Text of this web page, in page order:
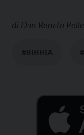
di Don Renato
#BIBBIA